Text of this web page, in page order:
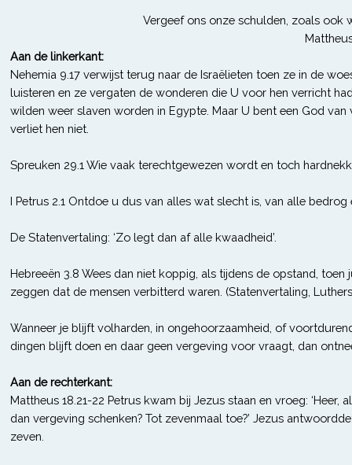
Vergeef ons onze schulden, zoals ook
Aan de linkerkant:
Nehemia 9.17 verwijst terug naar de Israëlieten toen ze in de
luisteren en ze vergaten de wonderen die U voor hen verricht
wilden weer slaven worden in Egypte. Maar U bent een God
verliet hen niet.
Spreuken 29.1 Wie vaak terechtgewezen wordt en toch
I Petrus 2.1 Ontdoe u dus van alles wat slecht is, van alle
De Statenvertaling: ‘Zo legt dan af alle kwaadheid’.
Hebreeën 3.8 Wees dan niet koppig, als tijdens de opstand,
zeggen dat de mensen verbitterd waren. (Statenvertaling,
Wanneer je blijft volharden, in ongehoorzaamheid, of
dingen blijft doen en daar geen vergeving voor vraagt, dan
Aan de rechterkant:
Mattheus 18.21-22 Petrus kwam bij Jezus staan en vroeg:
dan vergeving schenken? Tot zevenmaal toe?’ Jezus
zeven.